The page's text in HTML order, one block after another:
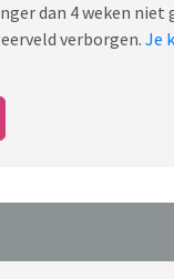
dan 4 weken niet
verborgen. Je